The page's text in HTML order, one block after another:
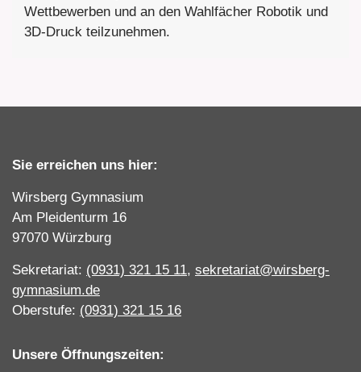
Wettbewerben und an den Wahlfächer Robotik und
3D-Druck teilzunehmen.
Sie erreichen uns hier:
Wirsberg Gymnasium
Am Pleidenturm 16
97070 Würzburg
Sekretariat: (0931) 321 15 11, sekretariat@wirsberg-
gymnasium.de
Oberstufe: (0931) 321 15 16
Unsere Öffnungszeiten: